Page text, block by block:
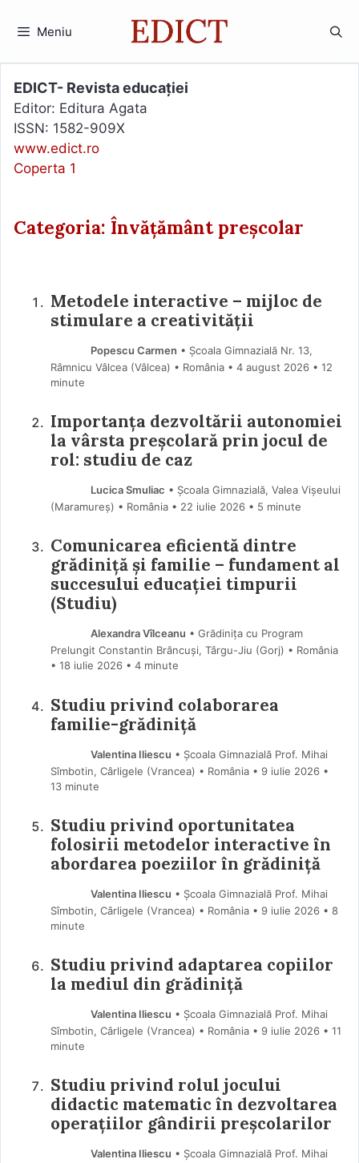
Meniu
EDICT- Revista educației
Editor: Editura Agata
ISSN: 1582-909X
www.edict.ro
Coperta 1
Categoria: Învățământ preșcolar
Metodele interactive – mijloc de
stimulare a creativității
Popescu Carmen • Școala Gimnazială Nr. 13,
Râmnicu Vâlcea (Vâlcea) • România
4 august 2026 • 12
minute
Importanța dezvoltării autonomiei
la vârsta preșcolară prin jocul de
rol: studiu de caz
Lucica Smuliac • Școala Gimnazială, Valea Vișeului
(Maramureş) • România
22 iulie 2026 • 5 minute
Comunicarea eficientă dintre
grădiniță și familie – fundament al
succesului educației timpurii
(Studiu)
Alexandra Vîlceanu • Grădinița cu Program
Prelungit Constantin Brâncuși, Târgu-Jiu (Gorj) • România
18 iulie 2026 • 4 minute
Studiu privind colaborarea
familie-grădiniță
Valentina Iliescu • Școala Gimnazială Prof. Mihai
Sîmbotin, Cârligele (Vrancea) • România
9 iulie 2026 •
13 minute
Studiu privind oportunitatea
folosirii metodelor interactive în
abordarea poeziilor în grădiniţă
Valentina Iliescu • Școala Gimnazială Prof. Mihai
Sîmbotin, Cârligele (Vrancea) • România
9 iulie 2026 • 8
minute
Studiu privind adaptarea copiilor
la mediul din grădiniță
Valentina Iliescu • Școala Gimnazială Prof. Mihai
Sîmbotin, Cârligele (Vrancea) • România
9 iulie 2026 • 11
minute
Studiu privind rolul jocului
didactic matematic în dezvoltarea
operațiilor gândirii preșcolarilor
Valentina Iliescu • Școala Gimnazială Prof. Mihai